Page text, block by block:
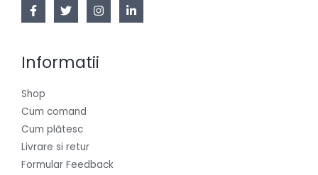
Informatii
Shop
Cum comand
Cum plătesc
Livrare si retur
Formular Feedback